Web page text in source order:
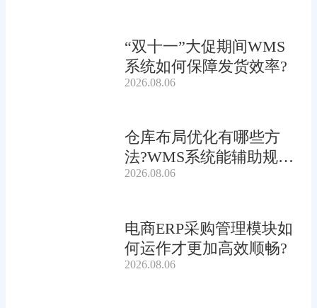
“双十一”大促期间WMS
系统如何保障发货效率?
2026.08.06
仓库布局优化有哪些方
法?WMS系统能辅助规划
吗?
2026.08.06
电商ERP采购管理模块如
何运作才更加高效顺畅?
2026.08.06